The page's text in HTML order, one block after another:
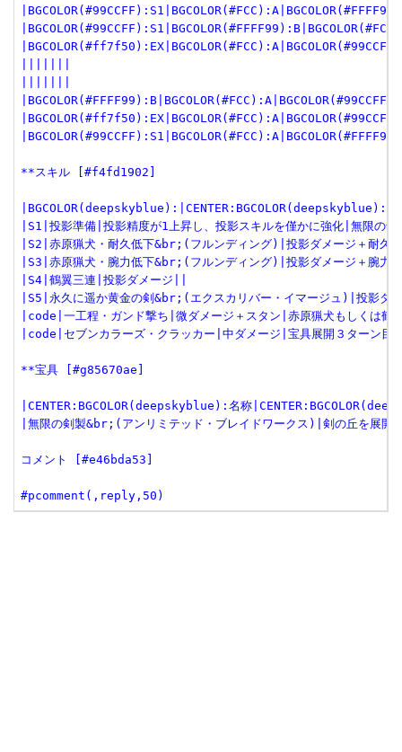
**スキル [#f4fd1902]
|BGCOLOR(deepskyblue):|CENTER:BGCOLOR(deepskyblue):
|S1|投影準備|投影精度が1上昇し、投影スキルを僅かに強化|無限の
|S2|赤原猟犬・耐久低下&br;(フルンディング)|投影ダメージ＋耐久
|S3|赤原猟犬・腕力低下&br;(フルンディング)|投影ダメージ＋腕力
|S4|鶴翼三連|投影ダメージ||
|S5|永久に遥か黄金の剣&br;(エクスカリバー・イマージュ)|投影ダ
|code|一工程・ガンド撃ち|微ダメージ＋スタン|赤原猟犬もしくは鶴
|code|セブンカラーズ・クラッカー|中ダメージ|宝具展開３ターン目
**宝具 [#g85670ae]
|CENTER:BGCOLOR(deepskyblue):名称
|無限の剣製&br;(アンリミテッド・ブレイドワークス)|剣の丘を展開
コメント [#e46bda53]
#pcomment(,reply,50)